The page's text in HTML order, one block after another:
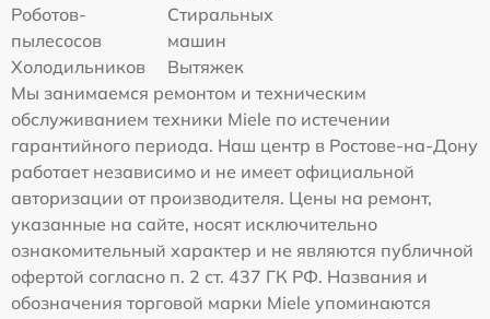
Роботов-
пылесосов
Стиральных
машин
Холодильников
Вытяжек
Мы занимаемся ремонтом и техническим
обслуживанием техники Miele по истечении
гарантийного периода. Наш центр в Ростове-на-Дону
работает независимо и не имеет официальной
авторизации от производителя. Цены на ремонт,
указанные на сайте, носят исключительно
ознакомительный характер и не являются публичной
офертой согласно п. 2 ст. 437 ГК РФ. Названия и
обозначения торговой марки Miele упоминаются